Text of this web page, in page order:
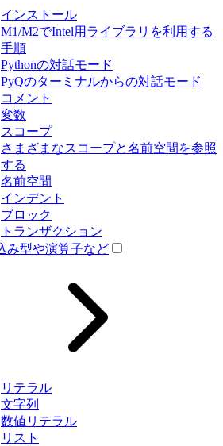
インストール
M1/M2でIntel用ライブラリを利用する
手順
Pythonの対話モード
PyQのターミナルからの対話モード
コメント
変数
スコープ
さまざまなスコープと名前空間を参照
する
名前空間
インデント
ブロック
トランザクション
み型や演算子など
リテラル
文字列
数値リテラル
リスト